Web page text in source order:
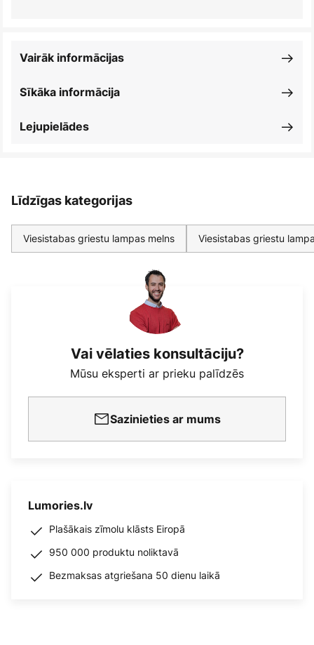
Sīkāka informācija
Vairāk informācijas
Lejupielādes
Līdzīgas kategorijas
Viesistabas griestu lampas melns Viesistabas griestu
Vai vēlaties konsultāciju?
Mūsu eksperti ar prieku palīdzēs
Sazinieties ar mums
Lumories.lv
Plašākais zīmolu klāsts Eiropā
950 000 produktu noliktavā
Bezmaksas atgriešana 50 dienu laikā